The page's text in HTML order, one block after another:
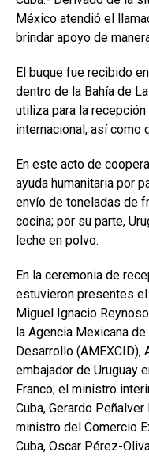
México atendió el
brindar apoyo de
El buque fue recibido
dentro de la Bahía de
utiliza para la recepción
internacional, así como
En este acto de
ayuda humanitaria por
envío de toneladas de
cocina; por su parte,
leche en polvo.
En la ceremonia de
estuvieron presentes
Miguel Ignacio
la Agencia Mexicana
Desarrollo (AMEXCID),
embajador de Uruguay
Franco; el ministro
Cuba, Gerardo Peñalver
ministro del Comercio
Cuba, Oscar Pérez-